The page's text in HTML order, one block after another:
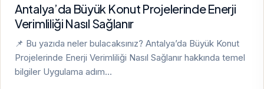
Antalya’da Büyük Konut Projelerinde Enerji
Verimliliği Nasıl Sağlanır
📌 Bu yazıda neler bulacaksınız? Antalya’da Büyük Konut
Projelerinde Enerji Verimliliği Nasıl Sağlanır hakkında temel
bilgiler Uygulama adım…